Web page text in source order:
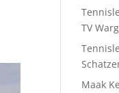
TV
Maak